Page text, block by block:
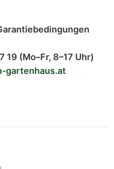
19 (Mo–Fr, 8–17 Uhr)
gartenhaus.at